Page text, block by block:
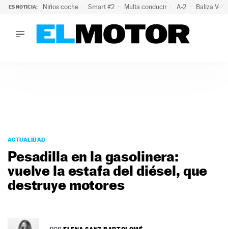
ES NOTICIA: Niños coche Smart #2 Multa conducir A-2 Baliza V-
PODCAST
MOTOS
TECNOLOGÍA
SUPERCOCHES
SERVICIOS
ACTUALIDAD
Pesadilla en la gasolinera:
vuelve la estafa del diésel, que
destruye motores